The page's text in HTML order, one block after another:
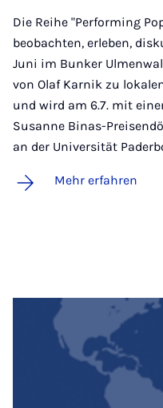
Die Reihe "Performing
beobachten, erleben,
Juni im Bunker
von Olaf Karnik zu
und wird am 6.7. mit
Susanne Binas-
an der Universität
Mehr erfahren